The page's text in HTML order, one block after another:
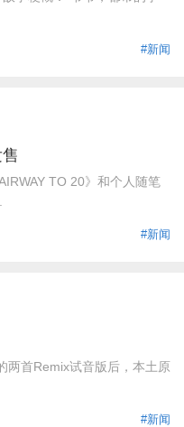
#新闻
TO 20》和个人随笔
#新闻
首Remix试音版后，本土原
#新闻